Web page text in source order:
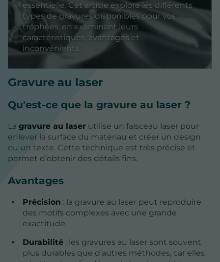
essentielle. Cet article explore les différents
types de gravures disponibles pour vos
trophées, en examinant leurs
caractéristiques, avantages et
inconvénients.
Gravure au laser
Qu'est-ce que la gravure au laser ?
La gravure au laser utilise un faisceau laser pour
enlever la surface du matériau et créer un design
ou un texte. Cette technique est très précise et
permet d’obtenir des détails fins.
Avantages
Précision : la gravure au laser peut reproduire
des motifs complexes avec une grande
exactitude.
Durabilité: les gravures au laser sont souvent
plus durables que d'autres méthodes, car elles